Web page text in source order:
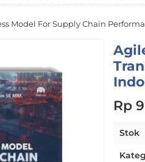
Model For Supply Chain
Rp
Stok